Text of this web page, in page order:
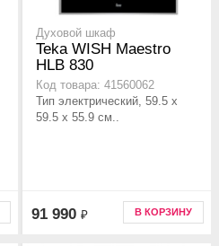
Духовой шкаф
Teka WISH Maestro
HLB 830
Код товара: 41560062
Тип электрический, 59.5 х
59.5 x 55.9 см..
91 990 ₽ В КОРЗИНУ